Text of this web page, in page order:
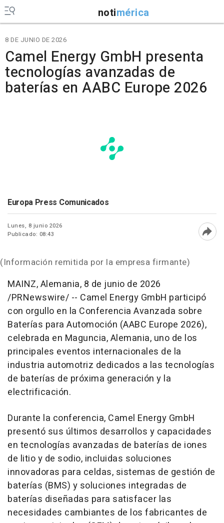
notimérica
8 DE JUNIO DE 2026
Camel Energy GmbH presenta
tecnologías avanzadas de
baterías en AABC Europe 2026
Europa Press Comunicados
Lunes, 8 junio 2026
Publicado: 08:43
(Información remitida por la empresa firmante)
MAINZ, Alemania, 8 de junio de 2026
/PRNewswire/ -- Camel Energy GmbH participó
con orgullo en la Conferencia Avanzada sobre
Baterías para Automoción (AABC Europe 2026),
celebrada en Maguncia, Alemania, uno de los
principales eventos internacionales de la
industria automotriz dedicados a las tecnologías
de baterías de próxima generación y la
electrificación.
Durante la conferencia, Camel Energy GmbH
presentó sus últimos desarrollos y capacidades
en tecnologías avanzadas de baterías de iones
de litio y de sodio, incluidas soluciones
innovadoras para celdas, sistemas de gestión de
baterías (BMS) y soluciones integradas de
baterías diseñadas para satisfacer las
necesidades cambiantes de los fabricantes de